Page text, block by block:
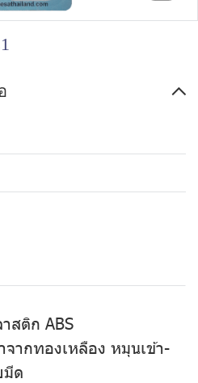
สติก ABS
ากทองเหลือง หมุนเข้า-
มีด